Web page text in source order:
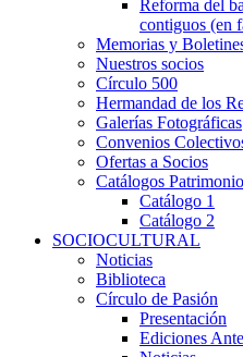
Reforma del
contiguos (en
Memorias y
Nuestros socios
Círculo 500
Hermandad de los
Galerías Fotográficas
Convenios
Ofertas a Socios
Catálogos
Catálogo 1
Catálogo 2
SOCIOCULTURAL
Noticias
Biblioteca
Círculo de Pasión
Presentación
Ediciones